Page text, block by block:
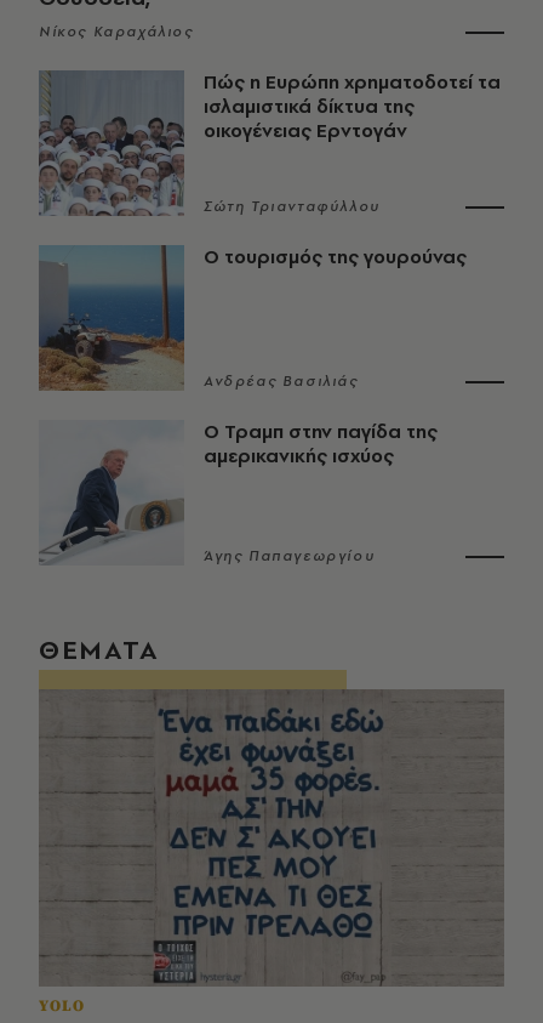
Νίκος Καραχάλιος
Πώς η Ευρώπη χρηματοδοτεί τα
ισλαμιστικά δίκτυα της
οικογένειας Ερντογάν
Σώτη Τριανταφύλλου
Ο τουρισμός της γουρούνας
Ανδρέας Βασιλιάς
Ο Τραμπ στην παγίδα της
αμερικανικής ισχύος
Άγης Παπαγεωργίου
ΘΕΜΑΤΑ
YOLO